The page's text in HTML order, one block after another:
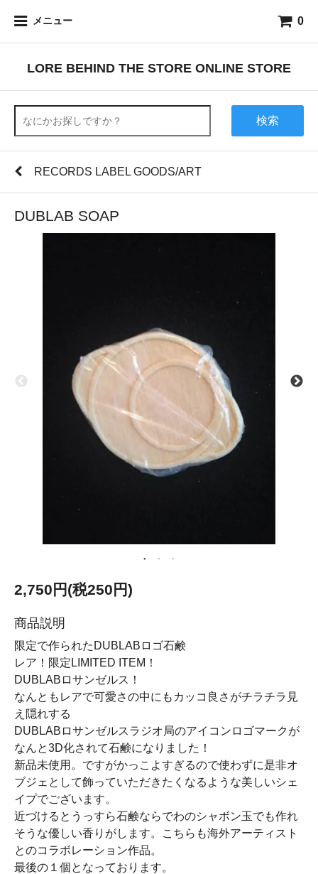
メニュー 0
LORE BEHIND THE STORE ONLINE STORE
検索
RECORDS LABEL GOODS/ART
DUBLAB SOAP
2,750円(税250円)
商品説明
限定で作られたDUBLABロゴ石鹸
レア！限定LIMITED ITEM！
DUBLABロサンゼルス！
なんともレアで可愛さの中にもカッコ良さがチラチラ見
え隠れする
DUBLABロサンゼルスラジオ局のアイコンロゴマークが
なんと3D化されて石鹸になりました！
新品未使用。ですがかっこよすぎるので使わずに是非オ
ブジェとして飾っていただきたくなるような美しいシェ
イプでございます。
近づけるとうっすら石鹸ならでわのシャボン玉でも作れ
そうな優しい香りがします。こちらも海外アーティスト
とのコラボレーション作品。
最後の１個となっております。